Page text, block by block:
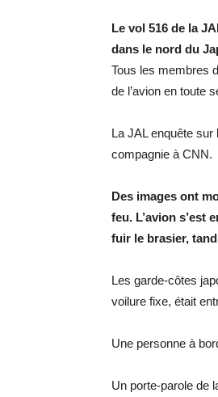
Le vol 516 de la
dans le nord du
Tous les membres
de l’avion en toute
La JAL enquête sur
compagnie à CNN.
Des images ont
feu. L’avion s’est
fuir le brasier,
Les garde-côtes
voilure fixe, était
Une personne à
Un porte-parole de